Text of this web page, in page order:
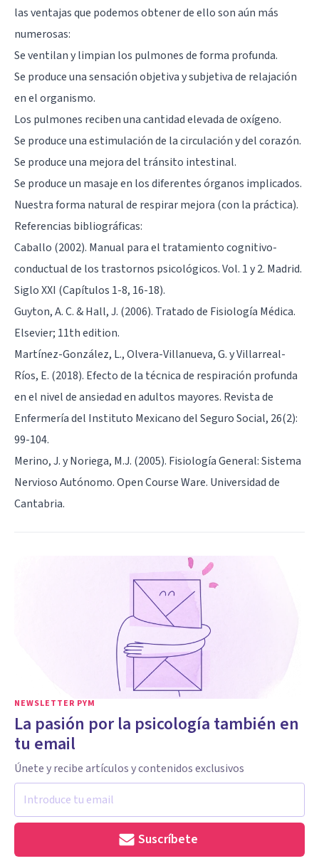
las ventajas que podemos obtener de ello son aún más
numerosas:
Se ventilan y limpian los pulmones de forma profunda.
Se produce una sensación objetiva y subjetiva de relajación
en el organismo.
Los pulmones reciben una cantidad elevada de oxígeno.
Se produce una estimulación de la circulación y del corazón.
Se produce una mejora del tránsito intestinal.
Se produce un masaje en los diferentes órganos implicados.
Nuestra forma natural de respirar mejora (con la práctica).
Referencias bibliográficas:
Caballo (2002). Manual para el tratamiento cognitivo-
conductual de los trastornos psicológicos. Vol. 1 y 2. Madrid.
Siglo XXI (Capítulos 1-8, 16-18).
Guyton, A. C. & Hall, J. (2006). Tratado de Fisiología Médica.
Elsevier; 11th edition.
Martínez-González, L., Olvera-Villanueva, G. y Villarreal-
Ríos, E. (2018). Efecto de la técnica de respiración profunda
en el nivel de ansiedad en adultos mayores. Revista de
Enfermería del Instituto Mexicano del Seguro Social, 26(2):
99-104.
Merino, J. y Noriega, M.J. (2005). Fisiología General: Sistema
Nervioso Autónomo. Open Course Ware. Universidad de
Cantabria.
NEWSLETTER PYM
La pasión por la psicología también en
tu email
Únete y recibe artículos y contenidos exclusivos
Suscríbete